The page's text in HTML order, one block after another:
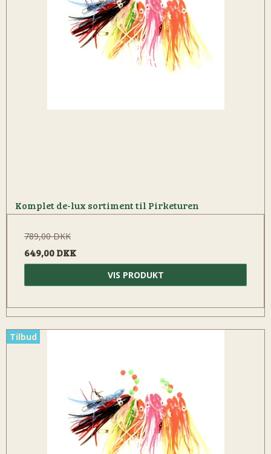
Komplet de-lux sortiment til Pirketuren
789,00 DKK
649,00 DKK
VIS PRODUKT
Tilbud